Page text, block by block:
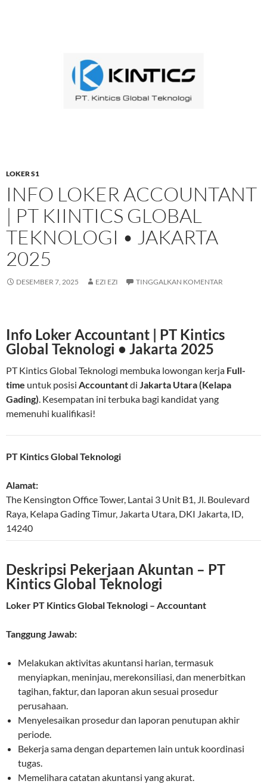
LOKER S1
INFO LOKER ACCOUNTANT
| PT KIINTICS GLOBAL
TEKNOLOGI • JAKARTA
2025
DESEMBER 7, 2025 EZI EZI TINGGALKAN KOMENTAR
Info Loker Accountant | PT Kintics
Global Teknologi • Jakarta 2025
PT Kintics Global Teknologi membuka lowongan kerja Full-
time untuk posisi Accountantdi Jakarta Utara (Kelapa
Gading). Kesempatan ini terbuka bagi kandidat yang
memenuhi kualifikasi!
PT Kintics Global Teknologi
Alamat:
The Kensington Office Tower, Lantai 3 Unit B1, Jl. Boulevard
Raya, Kelapa Gading Timur, Jakarta Utara, DKI Jakarta, ID,
14240
Deskripsi Pekerjaan Akuntan – PT
Kintics Global Teknologi
Loker PT Kintics Global Teknologi – Accountant
Tanggung Jawab:
Melakukan aktivitas akuntansi harian, termasuk
menyiapkan, meninjau, merekonsiliasi, dan menerbitkan
tagihan, faktur, dan laporan akun sesuai prosedur
perusahaan.
Menyelesaikan prosedur dan laporan penutupan akhir
periode.
Bekerja sama dengan departemen lain untuk koordinasi
tugas.
Memelihara catatan akuntansi yang akurat.